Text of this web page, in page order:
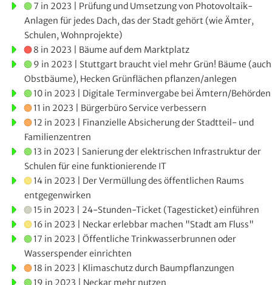
7 in 2023 | Prüfung und Umsetzung von Photovoltaik-
Anlagen für jedes Dach, das der Stadt gehört (wie Ämter,
Schulen, Wohnprojekte)
8 in 2023 | Bäume auf dem Marktplatz
9 in 2023 | Stuttgart braucht viel mehr Grün! Bäume (auch
Obstbäume), Hecken Grünflächen pflanzen/anlegen
10 in 2023 | Digitale Terminvergabe bei Ämtern/Behörden
11 in 2023 | Bürgerbüro Service verbessern
12 in 2023 | Finanzielle Absicherung der Stadtteil- und
Familienzentren
13 in 2023 | Sanierung der elektrischen Infrastruktur der
Schulen für eine funktionierende IT
14 in 2023 | Der Vermüllung des öffentlichen Raums
entgegenwirken
15 in 2023 | 24-Stunden-Ticket (Tagesticket) einführen
16 in 2023 | Neckar erlebbar machen "Stadt am Fluss"
17 in 2023 | Öffentliche Trinkwasserbrunnen oder
Wasserspender einrichten
18 in 2023 | Klimaschutz durch Baumpflanzungen
19 in 2023 | Neckar mehr nutzen